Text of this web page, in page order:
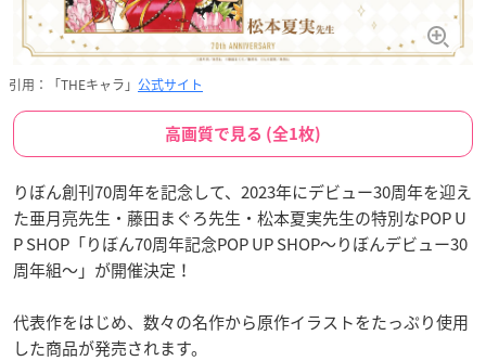
引用：「THEキャラ」 公式サイト
高画質で見る (全1枚)
りぼん創刊70周年を記念して、2023年にデビュー30周年を迎え
た亜月亮先生・藤田まぐろ先生・松本夏実先生の特別なPOP U
P SHOP「りぼん70周年記念POP UP SHOP～りぼんデビュー30
周年組～」が開催決定！
代表作をはじめ、数々の名作から原作イラストをたっぷり使用
した商品が発売されます。